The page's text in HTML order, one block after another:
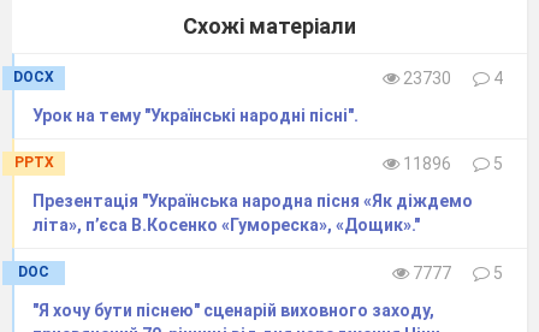
скрипки та альта. Як ви вважаєте, у якого з
цих інструментів найвищий та найнижчий
«голос».
але «співають» різними голосами. Як ви
гадаєте. Чому?
він звучить.
Чим меншийінструмент, тим звучання
Схожі матеріали
DOCX 23730
4
Урок на тему "Українські народні пісні".
PPTX 11896
5
Презентація "Українська народна пісня «Як діждемо
літа», п’єса В.Косенко «Гумореска», «Дощик»."
DOC 7777
5
"Я хочу бути піснею" сценарій виховного заходу,